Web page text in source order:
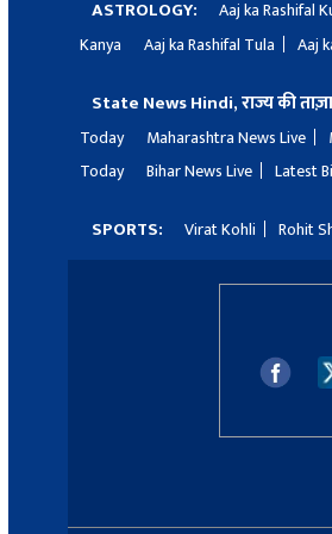
ASTROLOGY: Aaj ka Rashifal
Kanya
Aaj ka Rashifal Tula Aaj
State News Hindi, राज्य की
Today
Maharashtra News Live
Today
Bihar News Live Latest
SPORTS: Virat Kohli Rohit